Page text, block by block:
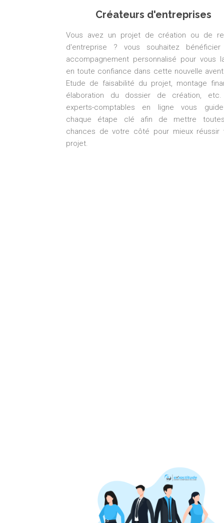
Créateurs d'entreprises
Vous avez un projet de création ou de
d'entreprise ? vous souhaitez bénéficier
accompagnement personnalisé pour vous
en toute confiance dans cette nouvelle
Etude de faisabilité du projet, montage
élaboration du dossier de création,
experts-comptables en ligne vous
chaque étape clé afin de mettre
chances de votre côté pour mieux réussir
projet.